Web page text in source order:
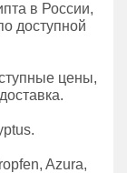
в России,
доступной
цены,
Azura,